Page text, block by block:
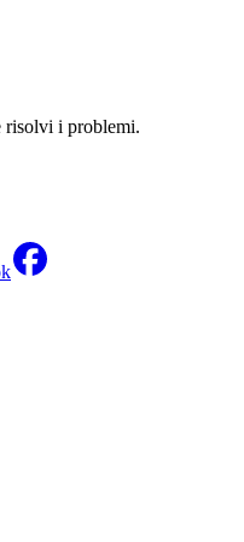
risolvi i problemi.